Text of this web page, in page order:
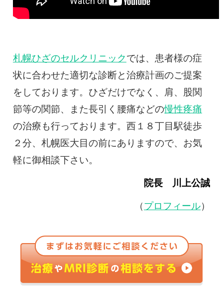
札幌ひざのセルクリニックでは、患者様の症
状に合わせた適切な診断と治療計画のご提案
をしております。ひざだけでなく、肩、股関
節等の関節、また長引く腰痛などの慢性疼痛
の治療も行っております。西１８丁目駅徒歩
２分、札幌医大目の前にありますので、お気
軽に御相談下さい。
院長 川上公誠
（プロフィール）